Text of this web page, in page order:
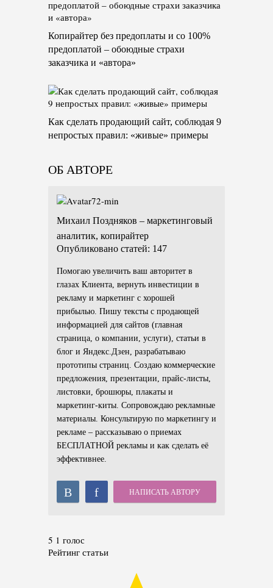
Копирайтер без предоплаты и со 100%
предоплатой – обоюдные страхи
заказчика и «автора»
Как сделать продающий сайт, соблюдая 9
непростых правил: «живые» примеры
ОБ АВТОРЕ
Михаил Поздняков – маркетинговый
аналитик, копирайтер
Опубликовано статей: 147
Помогаю увеличить ваш авторитет в
глазах Клиента, вернуть инвестиции в
рекламу и маркетинг с хорошей
прибылью. Пишу тексты с продающей
информацией для сайтов (главная
страница, о компании, услуги), статьи в
блог и Яндекс.Дзен, разрабатываю
прототипы страниц. Создаю коммерческие
предложения, презентации, прайс-листы,
листовки, брошюры, плакаты и
маркетинг-киты. Сопровождаю рекламные
материалы. Консультирую по маркетингу и
рекламе – рассказываю о приемах
БЕСПЛАТНОЙ рекламы и как сделать её
эффективнее.
В f НАПИСАТЬ АВТОРУ
5 1 голос
Рейтинг статьи